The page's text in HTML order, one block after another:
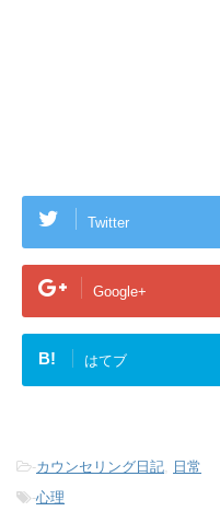
Twitter
Google+
B! はてブ
-カウンセリング日記, 日常
-心理